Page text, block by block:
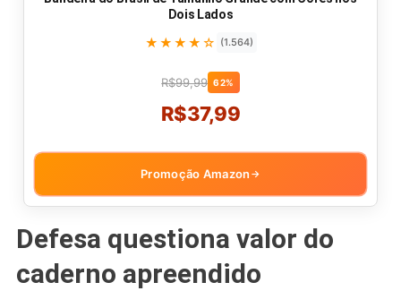
Dois Lados
★★★★☆ (1.564)
R$99,99 62%
R$37,99
Promoção Amazon →
Defesa questiona valor do
caderno apreendido